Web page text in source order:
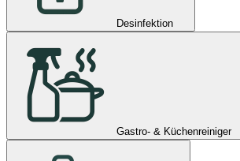
Desinfektion
Gastro- & Küchenreiniger